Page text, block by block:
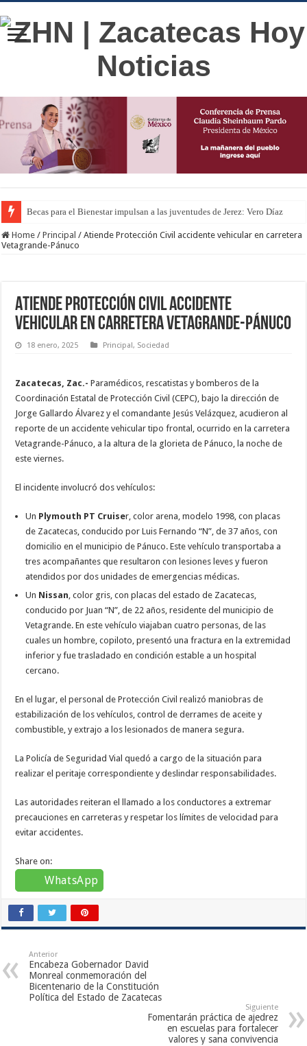
Becas para el Bienestar impulsan a las juventudes de Jerez: Vero Díaz
Home / Principal / Atiende Protección Civil accidente vehicular en carretera
Vetagrande-Pánuco
Atiende Protección Civil accidente
vehicular en carretera Vetagrande-Pánuco
18 enero, 2025 Principal, Sociedad
Zacatecas, Zac.- Paramédicos, rescatistas y bomberos de la
Coordinación Estatal de Protección Civil (CEPC), bajo la dirección de
Jorge Gallardo Álvarez y el comandante Jesús Velázquez, acudieron al
reporte de un accidente vehicular tipo frontal, ocurrido en la carretera
Vetagrande-Pánuco, a la altura de la glorieta de Pánuco, la noche de
este viernes.
El incidente involucró dos vehículos:
Un Plymouth PT Cruiser, color arena, modelo 1998, con placas
de Zacatecas, conducido por Luis Fernando “N”, de 37 años, con
domicilio en el municipio de Pánuco. Este vehículo transportaba a
tres acompañantes que resultaron con lesiones leves y fueron
atendidos por dos unidades de emergencias médicas.
Un Nissan, color gris, con placas del estado de Zacatecas,
conducido por Juan “N”, de 22 años, residente del municipio de
Vetagrande. En este vehículo viajaban cuatro personas, de las
cuales un hombre, copiloto, presentó una fractura en la extremidad
inferior y fue trasladado en condición estable a un hospital
cercano.
En el lugar, el personal de Protección Civil realizó maniobras de
estabilización de los vehículos, control de derrames de aceite y
combustible, y extrajo a los lesionados de manera segura.
La Policía de Seguridad Vial quedó a cargo de la situación para
realizar el peritaje correspondiente y deslindar responsabilidades.
Las autoridades reiteran el llamado a los conductores a extremar
precauciones en carreteras y respetar los límites de velocidad para
evitar accidentes.
Share on:
WhatsApp
Anterior
Encabeza Gobernador David
Monreal conmemoración del
Bicentenario de la Constitución
Política del Estado de Zacatecas
Siguiente
Fomentarán práctica de ajedrez
en escuelas para fortalecer
valores y sana convivencia